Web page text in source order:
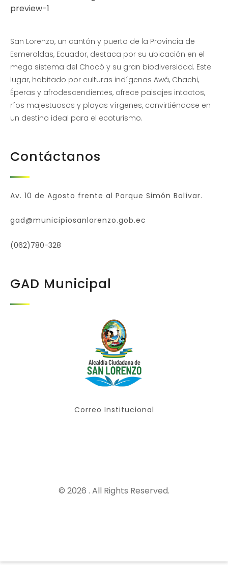
San Lorenzo, un cantón y puerto de la Provincia de
Esmeraldas, Ecuador, destaca por su ubicación en el
mega sistema del Chocó y su gran biodiversidad. Este
lugar, habitado por culturas indígenas Awá, Chachi,
Éperas y afrodescendientes, ofrece paisajes intactos,
ríos majestuosos y playas vírgenes, convirtiéndose en
un destino ideal para el ecoturismo.
Contáctanos
Av. 10 de Agosto frente al Parque Simón Bolívar.
gad@municipiosanlorenzo.gob.ec
(062)780-328
GAD Municipal
Correo Institucional
© 2026 . All Rights Reserved.